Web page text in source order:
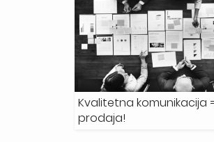
Kvalitetna komunikacija
prodaja!